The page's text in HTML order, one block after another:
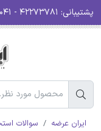
پشتیبانی:
ایران عرضه سوالات